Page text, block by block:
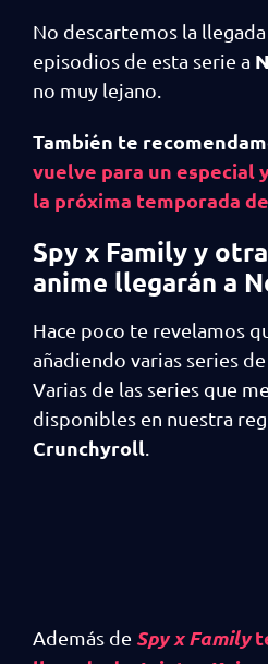
No descartemos la
episodios de esta serie a
no muy lejano.
También te
vuelve para un especial
la próxima temporada
Spy x Family y
anime llegarán a
Hace poco te revelamos
añadiendo varias series
Varias de las series que
disponibles en nuestra
Crunchyroll
Además de Spy x Family